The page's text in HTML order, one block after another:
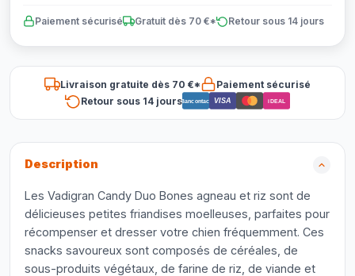
Paiement sécurisé Gratuit dès 70 €* Retour sous 14 jours
Livraison gratuite dès 70 €*
Paiement sécurisé
Retour sous 14 joursBancontact VISA iDEAL
Description
Les Vadigran Candy Duo Bones agneau et riz sont de
délicieuses petites friandises moelleuses, parfaites pour
récompenser et dresser votre chien fréquemment. Ces
snacks savoureux sont composés de céréales, de
sous-produits végétaux, de farine de riz, de viande et